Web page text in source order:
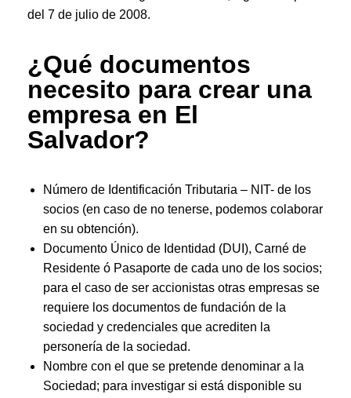
del 7 de julio de 2008.
¿Qué documentos
necesito para crear una
empresa en El
Salvador?
Número de Identificación Tributaria – NIT- de los
socios (en caso de no tenerse, podemos colaborar
en su obtención).
Documento Único de Identidad (DUI), Carné de
Residente ó Pasaporte de cada uno de los socios;
para el caso de ser accionistas otras empresas se
requiere los documentos de fundación de la
sociedad y credenciales que acrediten la
personería de la sociedad.
Nombre con el que se pretende denominar a la
Sociedad; para investigar si está disponible su